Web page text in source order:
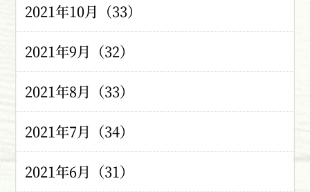
2021年10月（33）
2021年9月（32）
2021年8月（33）
2021年7月（34）
2021年6月（31）